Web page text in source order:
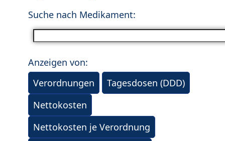
Suche nach Medikament:
Anzeigen von:
Verordnungen
Tagesdosen (DDD)
Nettokosten
Nettokosten je Verordnung